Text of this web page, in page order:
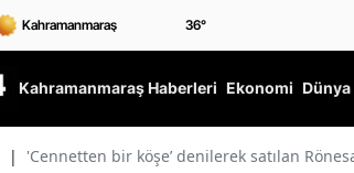
36°
Kahramanmaraş Haberleri Ekonomi Dünya
| 'Cennetten bir köşe’ denilerek satılan